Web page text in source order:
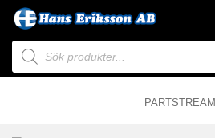
Skip
content
Produktsökning
PARTSTREAM